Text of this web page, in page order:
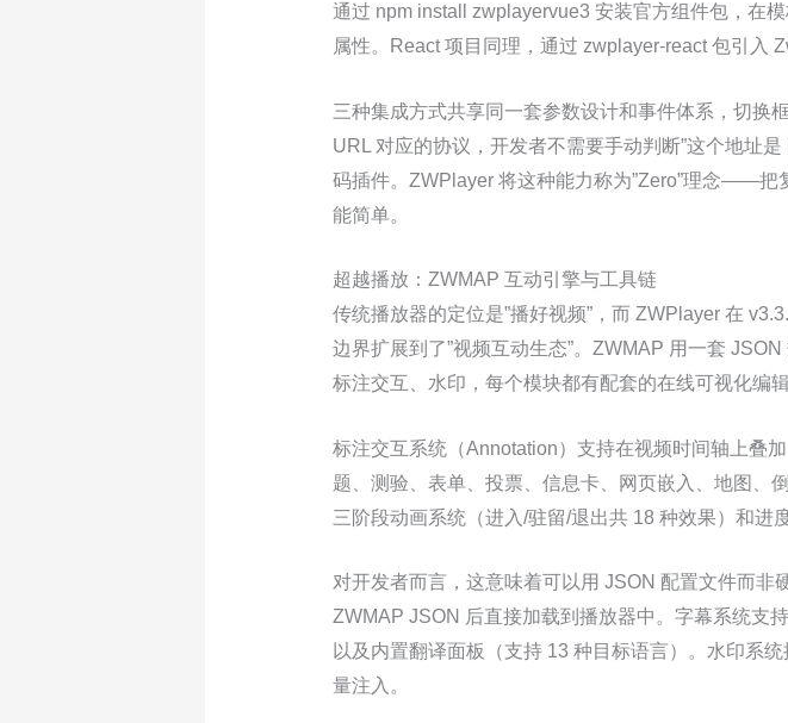
通过 npm install zwplayervue3 安装官方组件包，在
属性。React 项目同理，通过 zwplayer-react 包引入
三种集成方式共享同一套参数设计和事件体系，切换
URL 对应的协议，开发者不需要手动判断”这个地址
码插件。ZWPlayer 将这种能力称为”Zero”理念——把
能简单。
超越播放：ZWMAP 互动引擎与工具链
传统播放器的定位是”播好视频”，而 ZWPlayer 在
边界扩展到了”视频互动生态”。ZWMAP 用一套
标注交互、水印，每个模块都有配套的在线可视化编辑
标注交互系统（Annotation）支持在视频时间轴上叠
题、测验、表单、投票、信息卡、网页嵌入、地图、
三阶段动画系统（进入/驻留/退出共 18 种效果）和进
对开发者而言，这意味着可以用 JSON 配置文件而
ZWMAP JSON 后直接加载到播放器中。字幕系统支
以及内置翻译面板（支持 13 种目标语言）。水印系
量注入。